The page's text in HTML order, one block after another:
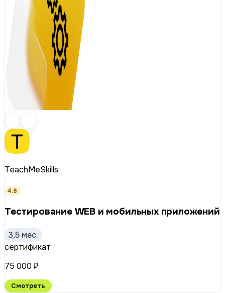
TeachMeSkills
4.8
Тестирование WEB и мобильных приложений
3,5 мес.
сертификат
75 000 ₽
Смотреть